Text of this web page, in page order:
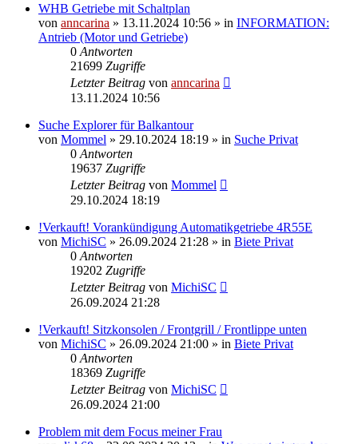
WHB Getriebe mit Schaltplan
von anncarina » 13.11.2024 10:56 » in INFORMATION:
Antrieb (Motor und Getriebe)
0 Antworten
21699 Zugriffe
Letzter Beitrag von anncarina
13.11.2024 10:56
Suche Explorer für Balkantour
von Mommel » 29.10.2024 18:19 » in Suche Privat
0 Antworten
19637 Zugriffe
Letzter Beitrag von Mommel
29.10.2024 18:19
!Verkauft! Vorankündigung Automatikgetriebe 4R55E
von MichiSC » 26.09.2024 21:28 » in Biete Privat
0 Antworten
19202 Zugriffe
Letzter Beitrag von MichiSC
26.09.2024 21:28
!Verkauft! Sitzkonsolen / Frontgrill / Frontlippe unten
von MichiSC » 26.09.2024 21:00 » in Biete Privat
0 Antworten
18369 Zugriffe
Letzter Beitrag von MichiSC
26.09.2024 21:00
Problem mit dem Focus meiner Frau